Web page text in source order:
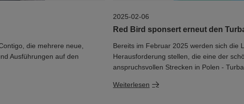
die mehrere neue,
Ausführungen auf den
2025-02-06
Red Bird sponsert erneut den
Bereits im Februar 2025 werden sich die
Herausforderung stellen, die eine der
anspruchsvollen Strecken in Polen -
Weiterlesen